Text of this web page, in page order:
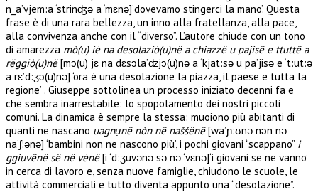
n_a’vjem:a ‘strinʤə a ‘mɛnə]‘dovevamo stingerci la mano’. Questa
frase è di una rara bellezza, un inno alla fratellanza, alla pace,
alla convivenza anche con il “diverso”. L’autore chiude con un tono
di amarezza mò(u) iè na desolaziò(u)në a chiazzë u pajisë e ttuttë a
rëggiò(u)në[mɔ(u) jɛ na dɛsɔla’ʣjɔ(u)nə a ‘kjat:sə u pa’jisə e ‘t:ut:ə
a rɛ’d:ʒɔ(u)nə] ‘ora è una desolazione la piazza, il paese e tutta la
regione’ . Giuseppe sottolinea un processo iniziato decenni fa e
che sembra inarrestabile: lo spopolamento dei nostri piccoli
comuni. La dinamica è sempre la stessa: muoiono più abitanti di
quanti ne nascano uagnụnë nòn në naššënë[wa’ɲ:ʊnə nɔn nə
na’ʃ:ənə] ‘bambini non ne nascono più’, i pochi giovani “scappano” i
ggiuvënë së në vènë[i ‘d:ʒuvənə sə nə ‘vɛnə]‘i giovani se ne vanno’
in cerca di lavoro e, senza nuove famiglie, chiudono le scuole, le
attività commerciali e tutto diventa appunto una “desolazione”.